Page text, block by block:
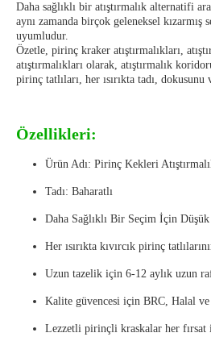
Daha sağlıklı bir atıştırmalık alternatifi
aynı zamanda birçok geleneksel
uyumludur.
Özetle, pirinç kraker atıştırmalıkları,
atıştırmalıkları olarak, atıştırmalık
pirinç tatlıları, her ısırıkta tadı,
Özellikleri:
Ürün Adı: Pirinç Kekleri
Tadı: Baharatlı
Daha Sağlıklı Bir Seçim İçin Düşük
Her ısırıkta kıvırcık pirinç
Uzun tazelik için 6-12 aylık uzun
Kalite güvencesi için BRC, Halal ve
Lezzetli pirinçli kraskalar her fırsat